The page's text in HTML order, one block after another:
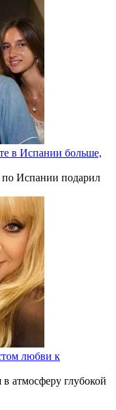
в Испании больше,
Испании подарил
любви к
атмосферу глубокой